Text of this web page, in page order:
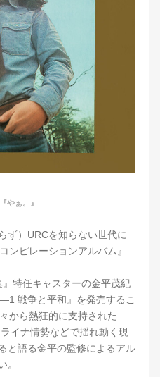
やぁ。』
ず）URCを知らない世代に
ンピレーションアルバム』
特任キャスターの金平茂紀
戦争と平和』を発売するこ
から熱狂的に支持された
イナ情勢などで揺れ動く現
と語る金平の監修によるアル
。